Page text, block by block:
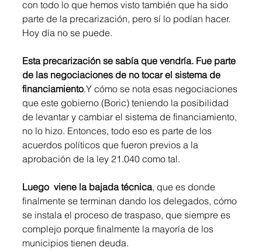
con todo lo que hemos visto también que ha sido
parte de la precarización, pero sí lo podían hacer.
Hoy día no se puede.
Esta precarización se sabía que vendría. Fue parte
de las negociaciones de no tocar el sistema de
financiamiento.Y cómo se nota esas negociaciones
que este gobierno (Boric) teniendo la posibilidad
de levantar y cambiar el sistema de financiamiento,
no lo hizo. Entonces, todo eso es parte de los
acuerdos políticos que fueron previos a la
aprobación de la ley 21.040 como tal.
Luego  viene la bajada técnica, que es donde
finalmente se terminan dando los delegados, cómo
se instala el proceso de traspaso, que siempre es
complejo porque finalmente la mayoría de los
municipios tienen deuda.